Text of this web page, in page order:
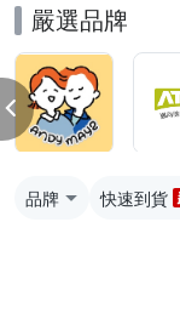
嚴選品牌
品牌 快速到貨